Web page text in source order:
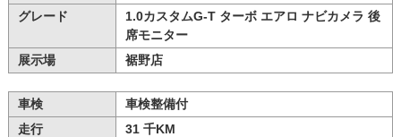
グレード
1.0カスタムG-T ターボ エアロ ナビカメラ 後
席モニター
展示場
裾野店
車検
車検整備付
走行
31 千KM